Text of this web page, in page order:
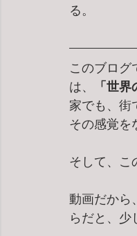
る。
このブログ
は、
「世
家でも、街
その感覚を
そして、こ
動画だから
らだと、